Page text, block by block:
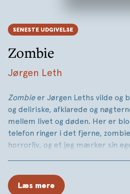
SENESTE UDGIVELSE
Zombie
Jørgen Leth
Zombieer Jørgen Leths vilde og
og deliriske, afklarede og
mellem livet og døden. Her er
telefon ringer i det fjerne,
horrorliv, og et jeg mærker sin
Læs mere